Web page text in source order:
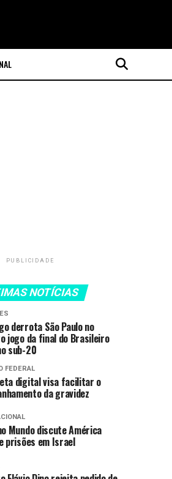
PUBLICIDADE
NOTÍCIAS
derrota São Paulo no
jogo da final do Brasileiro
sub-20
FEDERAL
digital visa facilitar o
da gravidez
Mundo discute América
prisões em Israel